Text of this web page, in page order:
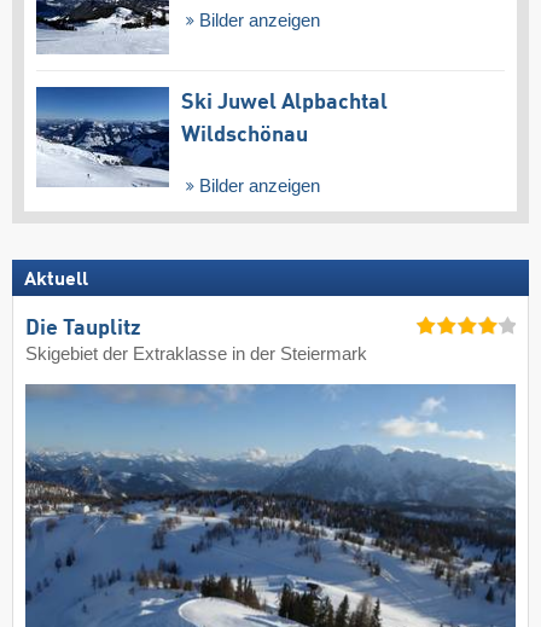
Bilder anzeigen
Ski Juwel Alpbachtal
Wildschönau
Bilder anzeigen
Aktuell
Die Tauplitz
Skigebiet der Extraklasse in der Steiermark